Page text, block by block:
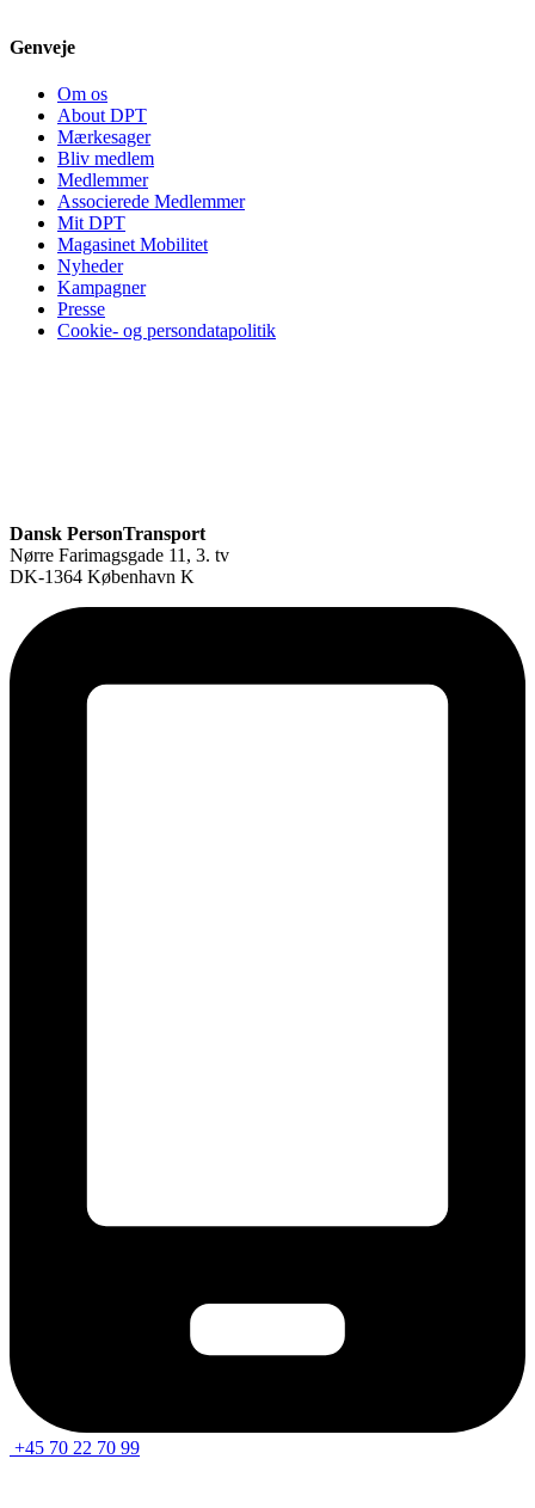
Genveje
Om os
About DPT
Mærkesager
Bliv medlem
Medlemmer
Associerede Medlemmer
Mit DPT
Magasinet Mobilitet
Nyheder
Kampagner
Presse
Cookie- og persondatapolitik
Dansk PersonTransport
Nørre Farimagsgade 11, 3. tv
DK-1364 København K
+45 70 22 70 99